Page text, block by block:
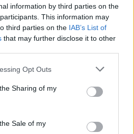
information by third parties on the
This information may
third parties on the IAB’s List of
that may further disclose it to other
app uses one or more Google
usage behaviour. You may click to
and its third-party tags to
purposes in below Google
Opt Outs
Sharing of my
Sale of my